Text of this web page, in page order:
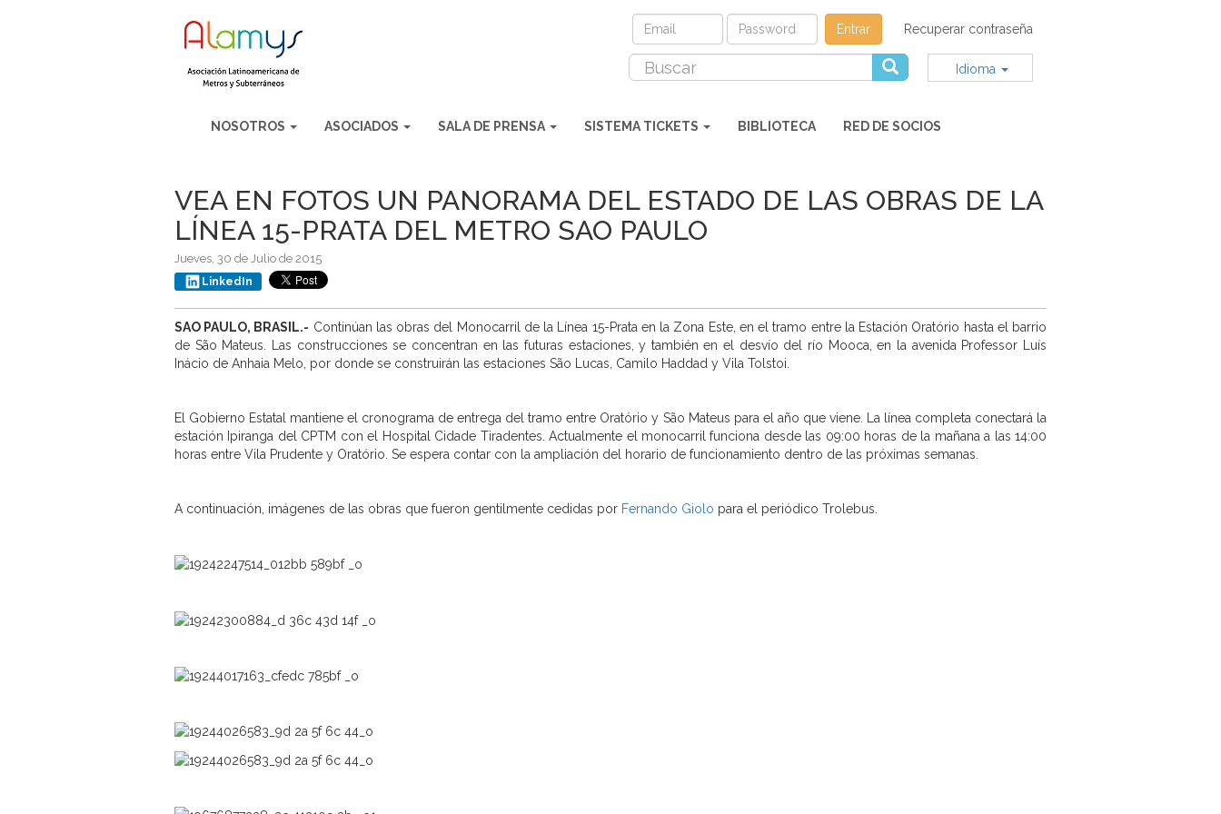
Entrar Recuperar contraseña
Idioma
NOSOTROS ASOCIADOS SALA DE PRENSA SISTEMA TICKETS BIBLIOTECA RED DE SOCIOS
VEA EN FOTOS UN PANORAMA DEL ESTADO DE LAS OBRAS DE LA
LÍNEA 15-PRATA DEL METRO SAO PAULO
Jueves, 30 de Julio de 2015
LinkedIn
SAO PAULO, BRASIL.- Continúan las obras del Monocarril de la Línea 15-Prata en la Zona Este, en el tramo entre la Estación Oratório hasta el barrio
de São Mateus. Las construcciones se concentran en las futuras estaciones, y también en el desvío del río Mooca, en la avenida Professor Luís
Inácio de Anhaia Melo, por donde se construirán las estaciones São Lucas, Camilo Haddad y Vila Tolstoi.
El Gobierno Estatal mantiene el cronograma de entrega del tramo entre Oratório y São Mateus para el año que viene. La línea completa conectará la
estación Ipiranga del CPTM con el Hospital Cidade Tiradentes. Actualmente el monocarril funciona desde las 09:00 horas de la mañana a las 14:00
horas entre Vila Prudente y Oratório. Se espera contar con la ampliación del horario de funcionamiento dentro de las próximas semanas.
A continuación, imágenes de las obras que fueron gentilmente cedidas por Fernando Giolo para el periódico Trolebus.